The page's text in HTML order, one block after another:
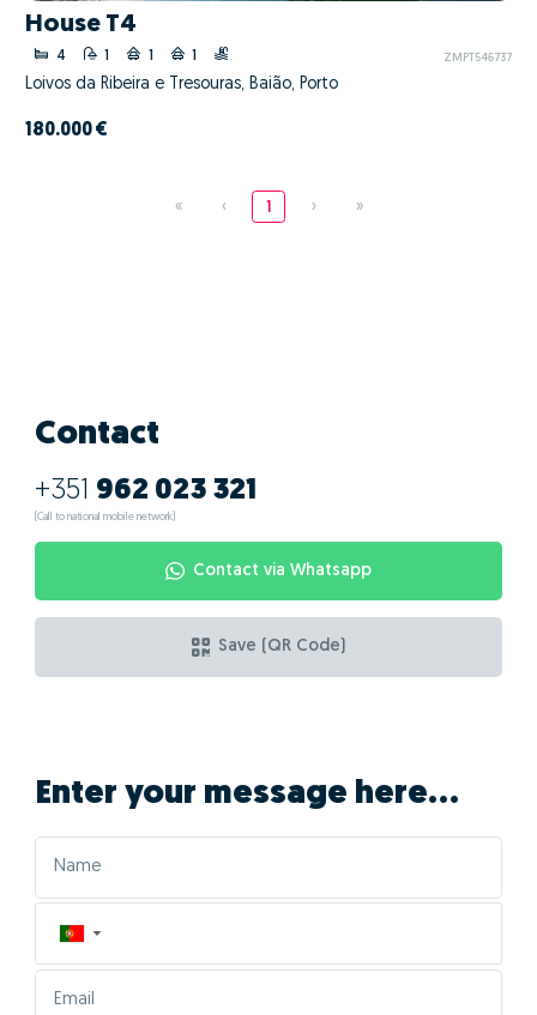
House T4
4 ZMPT546737
Loivos da Ribeira e Tresouras, Baião, Porto
180.000 €
« ‹ 1 › »
Contact
+351 962 023 321
(Call to national mobile network)
Contact via Whatsapp
Save (QR Code)
Enter your message here...
▼